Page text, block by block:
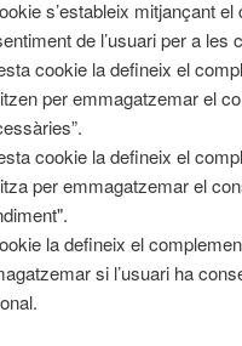
s’estableix mitjançant
de l’usuari per a les
cookie la defineix el
per emmagatzemar el
cookie la defineix el
per emmagatzemar el
la defineix el
si l’usuari ha